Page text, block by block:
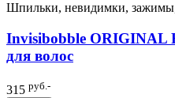
Шпильки, невидимки, зажимы,
Invisibobble ORIGINAL
для волос
315 руб.-